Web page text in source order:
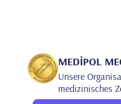
MEDİPOL
Unsere
medizinisches